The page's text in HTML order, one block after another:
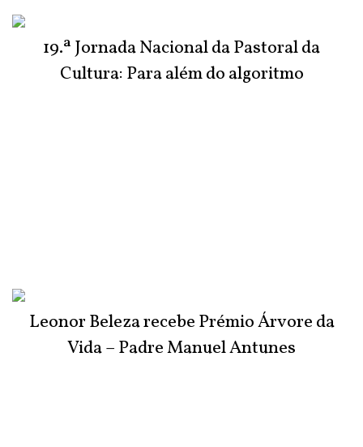
19.ª Jornada Nacional da Pastoral da
Cultura: Para além do algoritmo
Leonor Beleza recebe Prémio Árvore da
Vida – Padre Manuel Antunes